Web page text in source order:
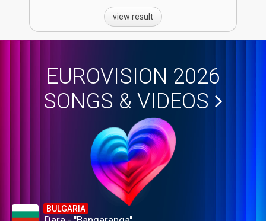
view result
EUROVISION 2026
SONGS & VIDEOS
BULGARIA